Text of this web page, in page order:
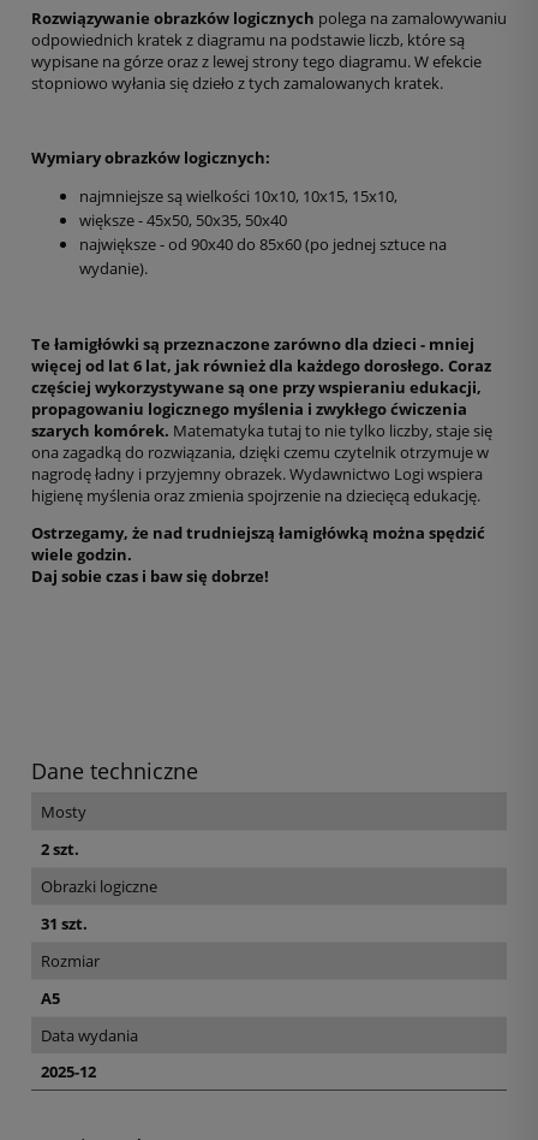
Rozwiązywanie obrazków logicznych polega na zamalowywaniu
odpowiednich kratek z diagramu na podstawie liczb, które są
wypisane na górze oraz z lewej strony tego diagramu. W efekcie
stopniowo wyłania się dzieło z tych zamalowanych kratek.
Wymiary obrazków logicznych:
najmniejsze są wielkości 10x10, 10x15, 15x10,
większe - 45x50, 50x35, 50x40
największe - od 90x40 do 85x60 (po jednej sztuce na
wydanie).
Te łamigłówki są przeznaczone zarówno dla dzieci - mniej
więcej od lat 6 lat, jak również dla każdego dorosłego. Coraz
częściej wykorzystywane są one przy wspieraniu edukacji,
propagowaniu logicznego myślenia i zwykłego ćwiczenia
szarych komórek. Matematyka tutaj to nie tylko liczby, staje się
ona zagadką do rozwiązania, dzięki czemu czytelnik otrzymuje w
nagrodę ładny i przyjemny obrazek. Wydawnictwo Logi wspiera
higienę myślenia oraz zmienia spojrzenie na dziecięcą edukację.
Ostrzegamy, że nad trudniejszą łamigłówką można spędzić
wiele godzin.
Daj sobie czas i baw się dobrze!
Dane techniczne
Mosty
2 szt.
Obrazki logiczne
31 szt.
Rozmiar
A5
Data wydania
2025-12